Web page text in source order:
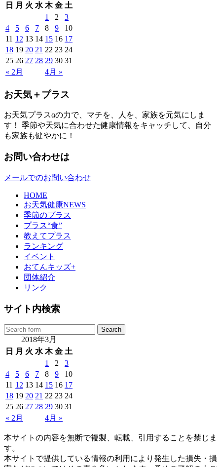
日
月 火 水 木 金 土
« 2月 4月 »
1 2
3
4
5 6 7 8 9
10
11 12 13 14 15 16 17
18 19 20 21 22 23 24
25 26 27 28 29 30 31
お天気＋プラス
お天気プラスαの力で、マチを、人を、家族を元気にしま
す！ 季節や天気に合わせた健康情報をキャッチして、自分
も家族も健やかに！
お問い合わせは
メールでのお問い合わせ
HOME
お天気健康NEWS
季節のプラス
プラス“食”
教えてプラス
ランキング
イベント
おてんキッズ+
団体紹介
リンク
サイト内検索
2018年3月
日
月 火 水 木 金 土
« 2月 4月 »
1 2
3
4
5 6 7 8 9
10
11 12 13 14 15 16 17
18 19 20 21 22 23 24
25 26 27 28 29 30 31
本サイトの内容を無断で複製、転載、引用することを禁じま
す。
本サイトで提供している情報の利用により発生した損失・損